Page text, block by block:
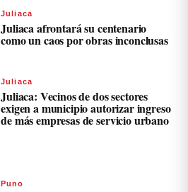
Juliaca
Juliaca afrontará su centenario
como un caos por obras inconclusas
Juliaca
Juliaca: Vecinos de dos sectores
exigen a municipio autorizar ingreso
de más empresas de servicio urbano
Puno